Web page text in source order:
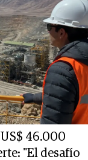
46.000
"El desafío